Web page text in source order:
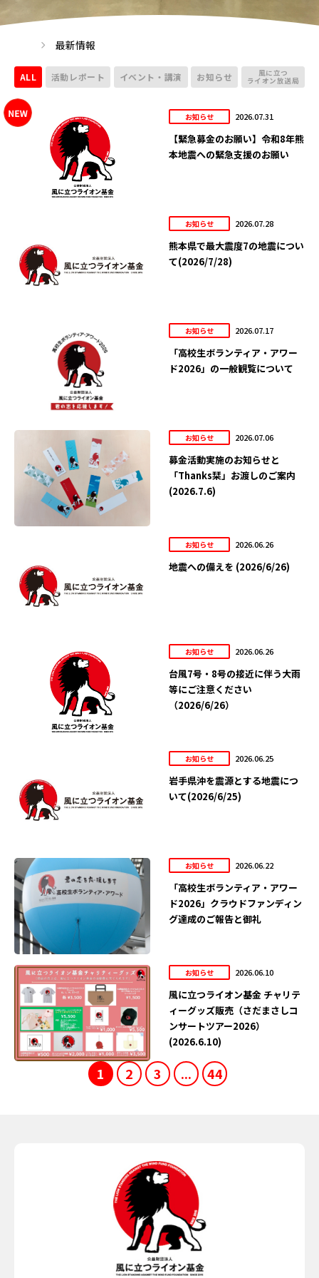
最新情報
ALL 活動レポート イベント・講演 お知らせ 風に立つ
ライオン放送局
お知らせ 2026.07.31
【緊急募金のお願い】令和8年熊
本地震への緊急支援のお願い
お知らせ 2026.07.28
熊本県で最大震度7の地震につい
て(2026/7/28)
お知らせ 2026.07.17
「高校生ボランティア・アワー
ド2026」の一般観覧について
お知らせ 2026.07.06
募金活動実施のお知らせと
「Thanks栞」お渡しのご案内
(2026.7.6)
お知らせ 2026.06.26
地震への備えを (2026/6/26)
お知らせ 2026.06.26
台風7号・8号の接近に伴う大雨
等にご注意ください
（2026/6/26）
お知らせ 2026.06.25
岩手県沖を震源とする地震につ
いて(2026/6/25)
お知らせ 2026.06.22
「高校生ボランティア・アワー
ド2026」クラウドファンディン
グ達成のご報告と御礼
お知らせ 2026.06.10
風に立つライオン基金 チャリテ
ィーグッズ販売（さだまさしコ
ンサートツアー2026）
(2026.6.10)
1 2 3 ... 44